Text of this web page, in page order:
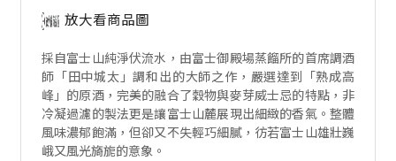
放大看商品圖
採自富士山純淨伏流水，由富士御殿場蒸餾所的首席調酒
師「田中城太」調和出的大師之作，嚴選達到「熟成高
峰」的原酒，完美的融合了穀物與麥芽威士忌的特點，非
冷凝過濾的製法更是讓富士山麓展現出細緻的香氣。整體
風味濃郁飽滿，但卻又不失輕巧細膩，彷若富士山雄壯巍
峨又風光旖旎的意象。